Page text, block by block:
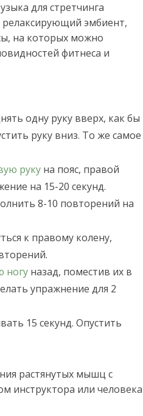
для стретчинга
эмбиент,
на которых можно
фитнеса и
одну руку вверх, как бы
руку вниз. То же самое
руку на пояс, правой
на 15-20 секунд.
8-10 повторений на
к правому колену,
ногу назад, поместив их в
упражнение для 2
15 секунд. Опустить
растянутых мышц с
инструктора или человека